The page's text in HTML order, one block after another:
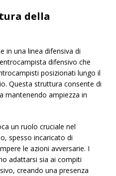
della
in una linea difensiva di
difensivo che
posizionati lungo il
Questa struttura consente di
mantenendo ampiezza in
un ruolo cruciale nel
spesso incaricato di
le azioni avversarie. I
adattarsi sia ai compiti
creando una presenza